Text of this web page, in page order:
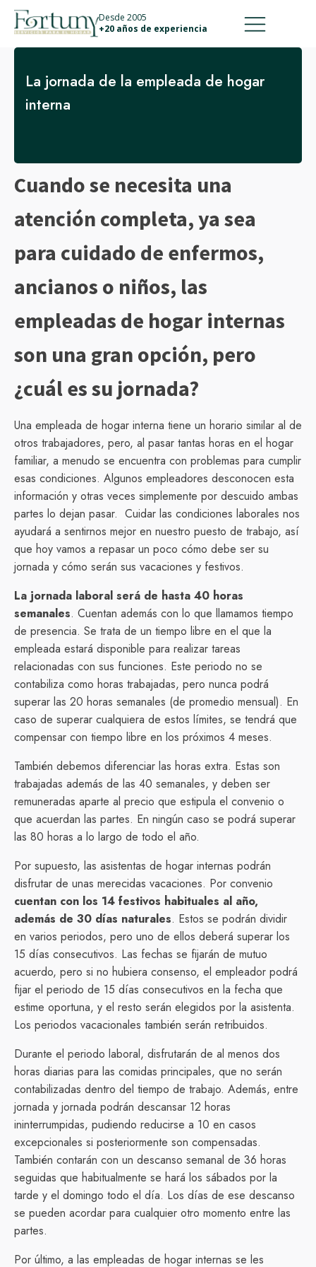
911 887 226
Desde 2005
+20 años de experiencia
La jornada de la empleada de hogar
interna
Cuando se necesita una
atención completa, ya sea
para cuidado de enfermos,
ancianos o niños, las
empleadas de hogar internas
son una gran opción, pero
¿cuál es su jornada?
Una empleada de hogar interna tiene un horario similar al de
otros trabajadores, pero, al pasar tantas horas en el hogar
familiar, a menudo se encuentra con problemas para cumplir
esas condiciones. Algunos empleadores desconocen esta
información y otras veces simplemente por descuido ambas
partes lo dejan pasar. Cuidar las condiciones laborales nos
ayudará a sentirnos mejor en nuestro puesto de trabajo, así
que hoy vamos a repasar un poco cómo debe ser su
jornada y cómo serán sus vacaciones y festivos.
La jornada laboral será de hasta 40 horas
semanales. Cuentan además con lo que llamamos tiempo
de presencia. Se trata de un tiempo libre en el que la
empleada estará disponible para realizar tareas
relacionadas con sus funciones. Este periodo no se
contabiliza como horas trabajadas, pero nunca podrá
superar las 20 horas semanales (de promedio mensual). En
caso de superar cualquiera de estos límites, se tendrá que
compensar con tiempo libre en los próximos 4 meses.
También debemos diferenciar las horas extra. Estas son
trabajadas además de las 40 semanales, y deben ser
remuneradas aparte al precio que estipula el convenio o
que acuerdan las partes. En ningún caso se podrá superar
las 80 horas a lo largo de todo el año.
Por supuesto, las asistentas de hogar internas podrán
disfrutar de unas merecidas vacaciones. Por convenio
cuentan con los 14 festivos habituales al año,
además de 30 días naturales. Estos se podrán dividir
en varios periodos, pero uno de ellos deberá superar los
15 días consecutivos. Las fechas se fijarán de mutuo
acuerdo, pero si no hubiera consenso, el empleador podrá
fijar el periodo de 15 días consecutivos en la fecha que
estime oportuna, y el resto serán elegidos por la asistenta.
Los periodos vacacionales también serán retribuidos.
Durante el periodo laboral, disfrutarán de al menos dos
horas diarias para las comidas principales, que no serán
contabilizadas dentro del tiempo de trabajo. Además, entre
jornada y jornada podrán descansar 12 horas
ininterrumpidas, pudiendo reducirse a 10 en casos
excepcionales si posteriormente son compensadas.
También contarán con un descanso semanal de 36 horas
seguidas que habitualmente se hará los sábados por la
tarde y el domingo todo el día. Los días de ese descanso
se pueden acordar para cualquier otro momento entre las
partes.
Por último, a las empleadas de hogar internas se les